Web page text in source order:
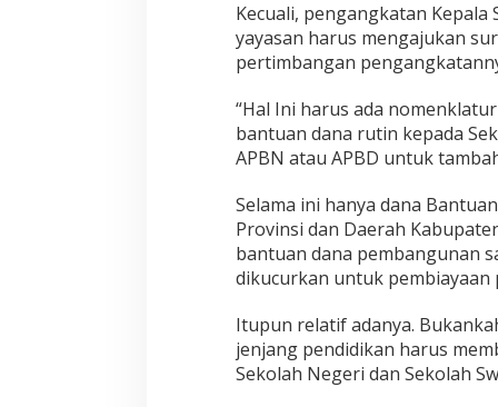
Kecuali, pengangkatan Kepala
yayasan harus mengajukan
pertimbangan
“Hal Ini harus ada
bantuan dana rutin kepada
APBN atau APBD untuk
Selama ini hanya dana
Provinsi dan Daerah
bantuan dana pembangunan
dikucurkan untuk pembiayaan
Itupun relatif adanya.
jenjang pendidikan harus
Sekolah Negeri dan Sekolah